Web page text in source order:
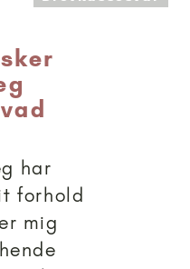
til 18+
har
forhold
mig